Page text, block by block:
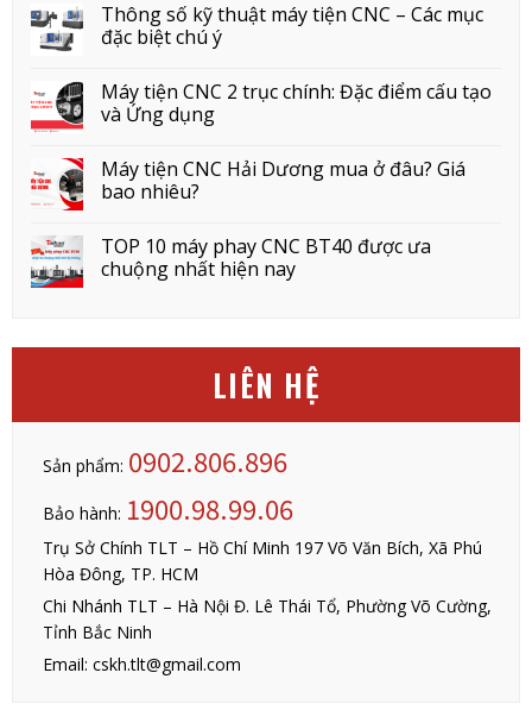
Thông số kỹ thuật máy tiện CNC – Các mục
đặc biệt chú ý
Máy tiện CNC 2 trục chính: Đặc điểm cấu tạo
và Ứng dụng
Máy tiện CNC Hải Dương mua ở đâu? Giá
bao nhiêu?
TOP 10 máy phay CNC BT40 được ưa
chuộng nhất hiện nay
LIÊN HỆ
Sản phẩm: 0902.806.896
Bảo hành: 1900.98.99.06
Trụ Sở Chính TLT – Hồ Chí Minh 197 Võ Văn Bích, Xã Phú
Hòa Đông, TP. HCM
Chi Nhánh TLT – Hà Nội Đ. Lê Thái Tổ, Phường Võ Cường,
Tỉnh Bắc Ninh
Email: cskh.tlt@gmail.com